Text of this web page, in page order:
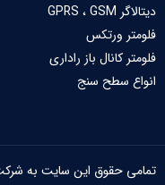
دیتالاگر GPRS ، GSM
فلومتر ورتکس
فلومتر کانال باز راداری
انواع سطح سنج
تمامی حقوق این سایت به شرکت